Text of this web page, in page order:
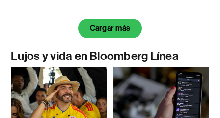
Cargar más
Lujos y vida en Bloomberg Línea